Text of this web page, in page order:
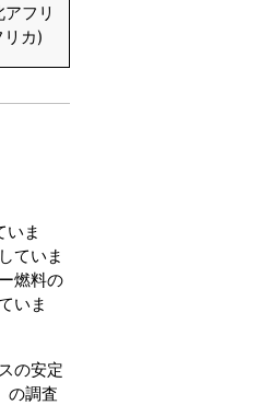
フリ
カ)
いま
ていま
燃料の
いま
の安定
の調査